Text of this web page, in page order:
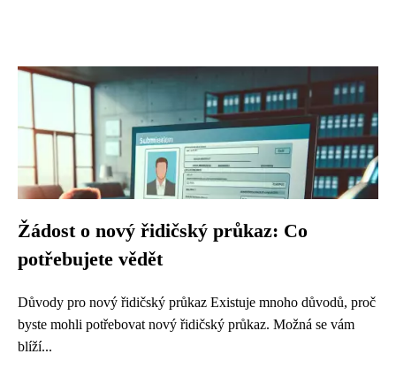
Žádost o nový řidičský průkaz: Co
potřebujete vědět
Důvody pro nový řidičský průkaz Existuje mnoho důvodů, proč
byste mohli potřebovat nový řidičský průkaz. Možná se vám
blíží...